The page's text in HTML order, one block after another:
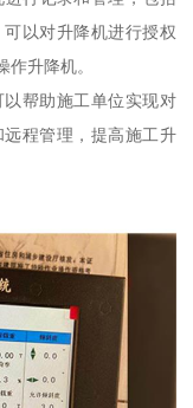
以对升降机进行授权
升降机。
帮助施工单位实现对
程管理，提高施工升